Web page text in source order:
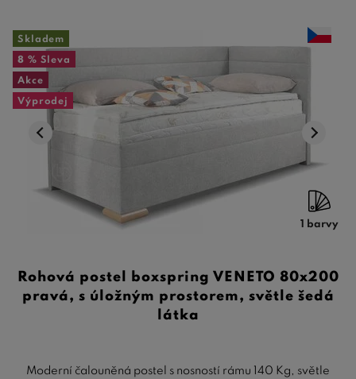
Skladem
8 % Sleva
Akce
Výprodej
1 barvy
Rohová postel boxspring VENETO 80x200
pravá, s úložným prostorem, světle šedá
látka
Moderní čalouněná postel s nosností rámu 140 Kg, světle